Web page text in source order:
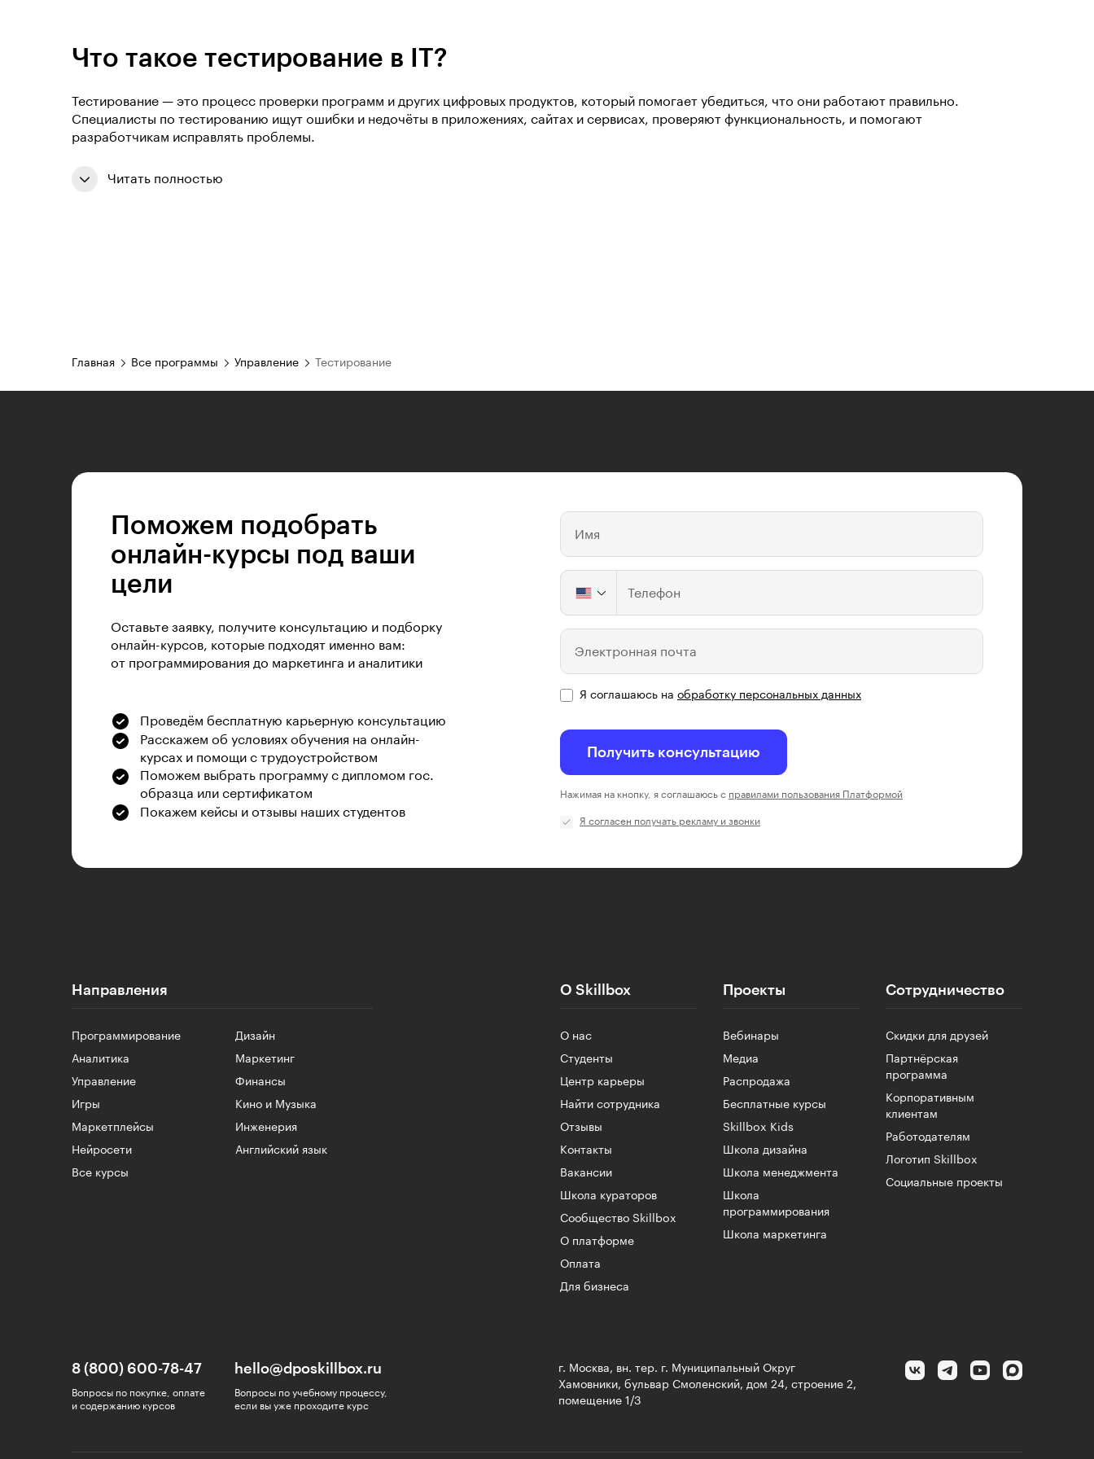
Что такое тестирование в IT?
Тестирование — это процесс проверки программ и других цифровых продуктов, который помогает убедиться, что они работают правильно.
Специалисты по тестированию ищут ошибки и недочёты в приложениях, сайтах и сервисах, проверяют функциональность, и помогают
разработчикам исправлять проблемы.
Читать полностью
Главная Все программы Управление Тестирование
Поможем подобрать
онлайн-курсы под ваши
цели
Оставьте заявку, получите консультацию и подборку
онлайн-курсов, которые подходят именно вам:
от программирования до маркетинга и аналитики
Проведём бесплатную карьерную консультацию
Расскажем об условиях обучения на онлайн-
курсах и помощи с трудоустройством
Поможем выбрать программу с дипломом гос.
образца или сертификатом
Покажем кейсы и отзывы наших студентов
Имя
Телефон
Электронная почта
Я соглашаюсь на обработку персональных данных
Получить консультацию
Нажимая на кнопку, я соглашаюсь с правилами пользования Платформой
Я согласен получать рекламу и звонки
Направления
Программирование
Дизайн
Аналитика
Маркетинг
Управление
Финансы
Игры
Кино и Музыка
Маркетплейсы
Инженерия
Нейросети
Английский язык
Все курсы
О Skillbox
О нас
Студенты
Центр карьеры
Найти сотрудника
Отзывы
Контакты
Вакансии
Школа кураторов
Сообщество Skillbox
О платформе
Оплата
Для бизнеса
Проекты
Вебинары
Медиа
Распродажа
Бесплатные курсы
Skillbox Kids
Школа дизайна
Школа менеджмента
Школа
программирования
Школа маркетинга
Сотрудничество
Скидки для друзей
Партнёрская
программа
Корпоративным
клиентам
Работодателям
Логотип Skillbox
Социальные проекты
8 (800) 600-78-47
Вопросы по покупке, оплате
и содержанию курсов
hello@dposkillbox.ru
Вопросы по учебному процессу,
если вы уже проходите курс
г. Москва, вн. тер. г. Муниципальный Округ
Хамовники, бульвар Смоленский, дом 24, строение 2,
помещение 1/3